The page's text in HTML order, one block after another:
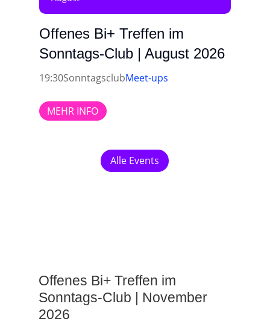
Offenes Bi+ Treffen im
Sonntags-Club | August 2026
19:30SonntagsclubMeet-ups
MEHR INFO
Alle Events
Offenes Bi+ Treffen im
Sonntags-Club | November
2026